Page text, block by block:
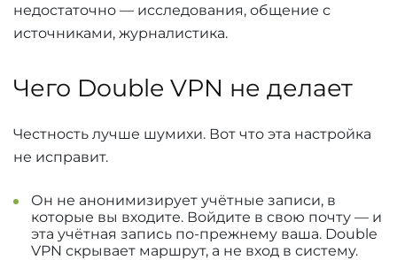
недостаточно — исследования, общение с
источниками, журналистика.
Чего Double VPN не делает
Честность лучше шумихи. Вот что эта настройка
не исправит.
Он не анонимизирует учётные записи, в
которые вы входите. Войдите в свою почту — и
эта учётная запись по-прежнему ваша. Double
VPN скрывает маршрут, а не вход в систему.